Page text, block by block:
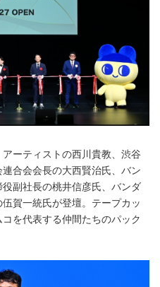
ーティストの西川貴教、渋谷
合会会長の大西賢治氏、バン
副社長の桃井信彦氏、バンダ
賀一統氏が登壇。テープカッ
を代表する仲間たちのパック